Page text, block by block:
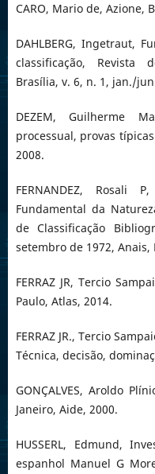
CARO, Mario de, Azione,
DAHLBERG, Ingetraut,
classificação, Revista
Brasília, v. 6, n. 1, jan./
DEZEM, Guilherme
processual, provas
2008.
FERNANDEZ, Rosali
Fundamental da
de Classificação
setembro de 1972, Anais,
FERRAZ JR, Tercio
Paulo, Atlas, 2014.
FERRAZ JR., Tercio
Técnica, decisão,
GONÇALVES, Aroldo
Janeiro, Aide, 2000.
HUSSERL, Edmund,
espanhol Manuel G